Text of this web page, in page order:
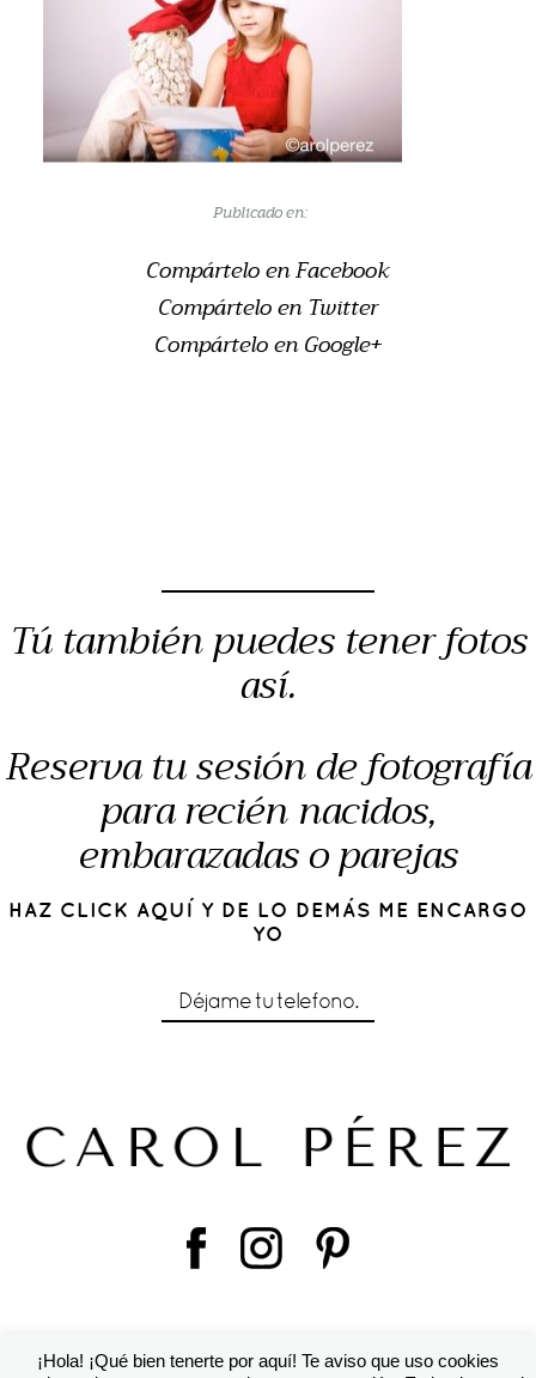
Publicado en:
Compártelo en Facebook
Compártelo en Twitter
Compártelo en Google+
Tú también puedes tener fotos
así.
Reserva tu sesión de fotografía
para recién nacidos,
embarazadas o parejas
HAZ CLICK AQUÍ Y DE LO DEMÁS ME ENCARGO
YO
Déjame tu telefono.
© 2016 Cárol Pérez | Diseño deSusana Torralbo | ProPhoto
¡Hola! ¡Qué bien tenerte por aquí! Te aviso que uso cookies